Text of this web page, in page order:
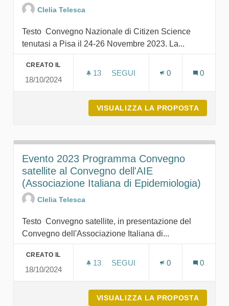
Clelia Telesca
Testo Convegno Nazionale di Citizen Science
tenutasi a Pisa il 24-26 Novembre 2023. La...
CREATO IL
18/10/2024
13 13 SOSTENITORI
SEGUI
0 0
VISUALIZZA LA PROPOSTA
Evento 2023 Programma Convegno
satellite al Convegno dell'AIE
(Associazione Italiana di Epidemiologia)
Clelia Telesca
Testo Convegno satellite, in presentazione del
Convegno dell'Associazione Italiana di...
CREATO IL
18/10/2024
13 13 SOSTENITORI
SEGUI
0 0
VISUALIZZA LA PROPOSTA